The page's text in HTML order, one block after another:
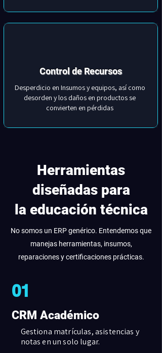
Control de Recursos
Desperdicio en Insumos y equipos, así como
desorden y los daños en productos se
convierten en pérdidas
Herramientas
diseñadas para
la educación técnica
No somos un ERP genérico. Entendemos que
manejas herramientas, insumos,
reparaciones y certificaciones prácticas.
01
CRM Académico
Gestiona matrículas, asistencias y
notas en un solo lugar.